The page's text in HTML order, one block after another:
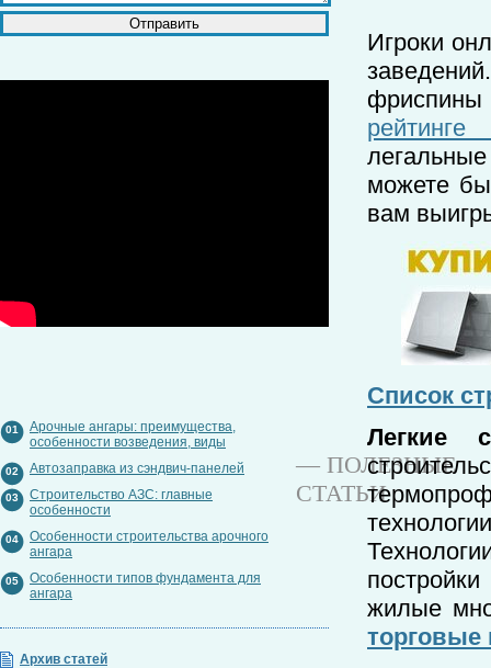
— ПОЛЕЗНЫЕ
СТАТЬИ
01
Арочные ангары: преимущества,
особенности возведения, виды
02 Автозаправка из сэндвич-панелей
03
Строительство АЗС: главные
особенности
04
Особенности строительства арочного
ангара
05
Особенности типов фундамента для
ангара
Архив статей
Игроки
можете
вам
Список
Легкие
жилые
торговые